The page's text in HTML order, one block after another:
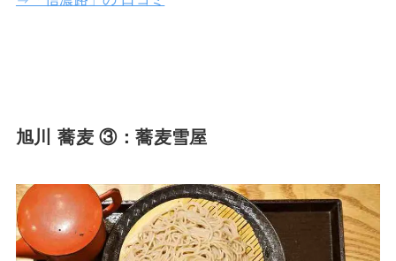
旭川 蕎麦 ③：蕎麦雪屋